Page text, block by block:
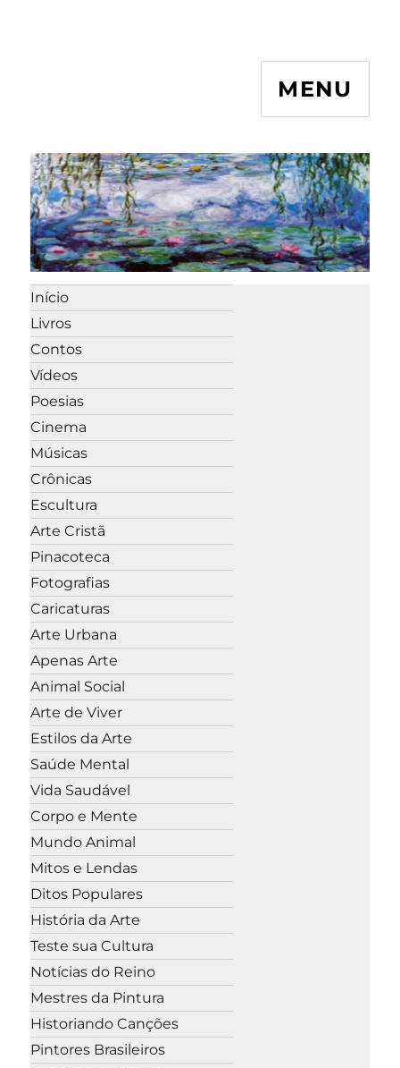
MENU
Início
Livros
Contos
Vídeos
Poesias
Cinema
Músicas
Crônicas
Escultura
Arte Cristã
Pinacoteca
Fotografias
Caricaturas
Arte Urbana
Apenas Arte
Animal Social
Arte de Viver
Estilos da Arte
Saúde Mental
Vida Saudável
Corpo e Mente
Mundo Animal
Mitos e Lendas
Ditos Populares
História da Arte
Teste sua Cultura
Notícias do Reino
Mestres da Pintura
Historiando Canções
Pintores Brasileiros